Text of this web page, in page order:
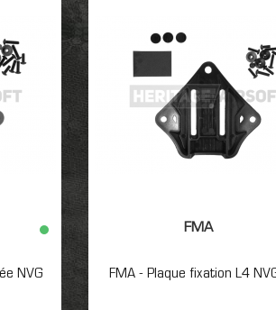
NVG
FMA
FMA - Plaque fixation L4